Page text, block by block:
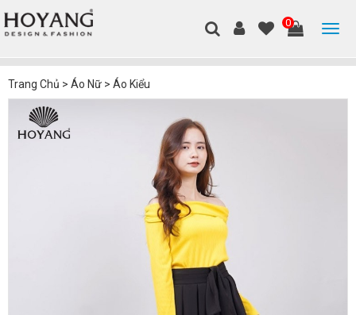
0
Trang Chủ > Áo Nữ > Áo Kiểu